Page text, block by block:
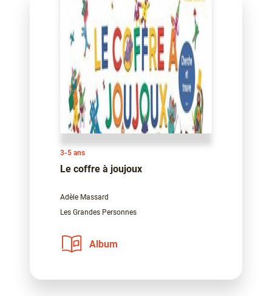
3-5 ans
Le coffre à joujoux
Adèle Massard
Les Grandes Personnes
Album